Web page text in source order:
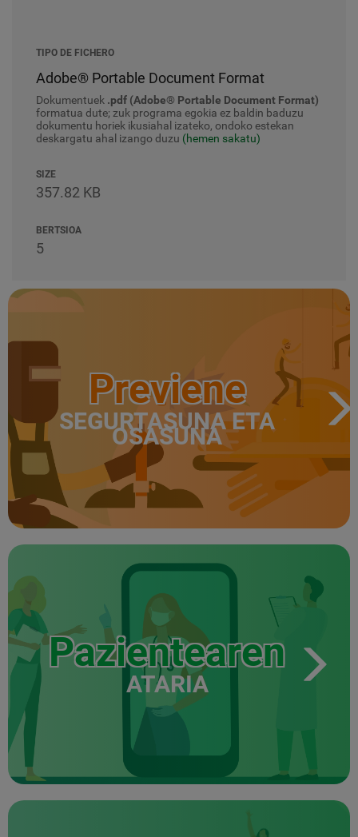
TIPO DE FICHERO
Adobe® Portable Document Format
Dokumentuek .pdf (Adobe® Portable Document Format)
formatua dute; zuk programa egokia ez baldin baduzu
dokumentu horiek ikusiahal izateko, ondoko estekan
deskargatu ahal izango duzu (hemen sakatu)
SIZE
357.82 KB
BERTSIOA
5
Previene
SEGURTASUNA ETA
OSASUNA
Pazientearen
ATARIA